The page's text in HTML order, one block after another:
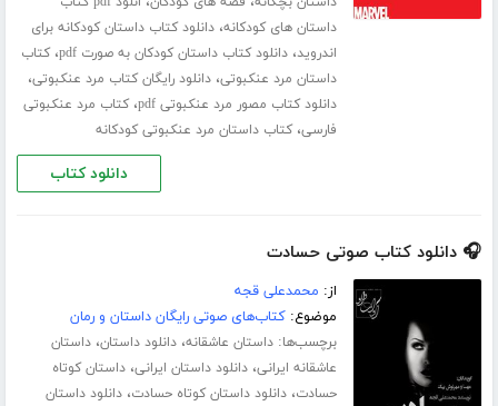
داستان های کودکانه،دانلود کتاب داستان کودکانه برای
اندروید،دانلود کتاب داستان کودکان به صورت pdf ،کتاب
داستان مرد عنکبوتی،دانلود رایگان کتاب مرد عنکبوتی،
دانلود کتاب مصور مرد عنکبوتی pdf ،کتاب مرد عنکبوتی
فارسی،کتاب داستان مرد عنکبوتی کودکانه
دانلود کتاب
🎧 دانلود کتاب صوتی حسادت
از: محمدعلی قجه
موضوع:کتاب‌های صوتی رایگان داستان و رمان
برچسب‌ها:داستان عاشقانه،دانلود داستان،داستان
عاشقانه ایرانی،دانلود داستان ایرانی،داستان کوتاه
حسادت،دانلود داستان کوتاه حسادت،دانلود داستان